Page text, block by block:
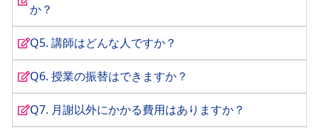
か？
Q5. 講師はどんな人ですか？
Q6. 授業の振替はできますか？
Q7. 月謝以外にかかる費用はありますか？